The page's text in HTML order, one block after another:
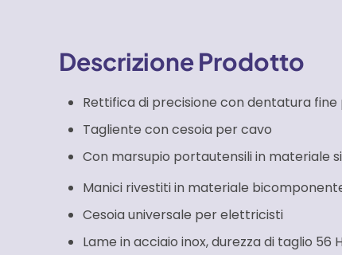
Descrizione Prodotto
Rettifica di precisione con dentatura
Tagliente con cesoia per cavo
Con marsupio portautensili in materiale
Manici rivestiti in materiale
Cesoia universale per elettricisti
Lame in acciaio inox, durezza di taglio 56